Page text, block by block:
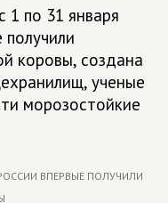
1 по 31 января
коровы, создана
ученые
морозостойкие